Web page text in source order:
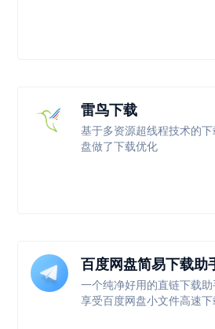
雷鸟下载
基于多资源超线程技术的
盘做了下载优化
百度网盘简易下载助
一个纯净好用的直链下载助
享受百度网盘小文件高速